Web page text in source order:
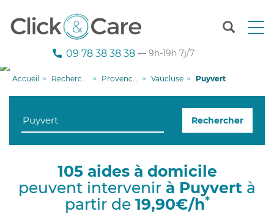
T
n
g
09 78 38 38 38 — 9h-19h 7j/7
Accueil Recherche aide à domicile Provence-Alpes-Côte d'Azur Vaucluse Puyvert
Rechercher
105 aides à domicile
peuvent intervenir à Puyvert à
partir de 19,90€/h*